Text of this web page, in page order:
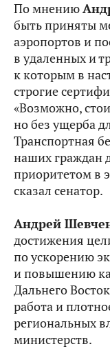
По мнению
быть приняты
аэропортов и
в удаленных и
к которым в
строгие
«Возможно,
но без ущерба
Транспортная
наших граждан
приоритетом в
сказал сенатор.
Андрей
достижения
по ускорению
и повышению
Дальнего
работа и
региональных
министерств.